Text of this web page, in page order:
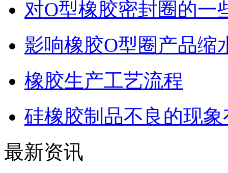
对O型橡胶密封圈的一
影响橡胶O型圈产品
橡胶生产工艺流程
硅橡胶制品不良的现
最新资讯